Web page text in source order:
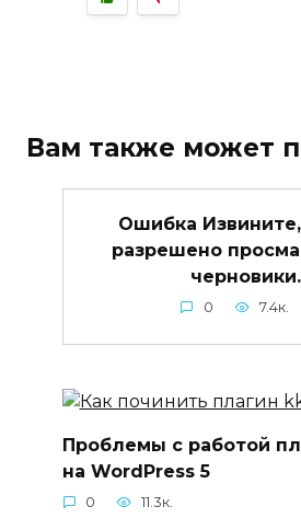
Вам также может
Ошибка
разрешено
черновики.
0 7.4к.
Проблемы с работой
на WordPress 5
0 11.3к.